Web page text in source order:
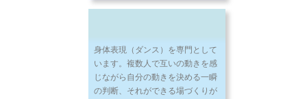
身体表現（ダンス）を専門として
います。複数人で互いの動きを感
じながら自分の動きを決める一瞬
の判断、それができる場づくりが